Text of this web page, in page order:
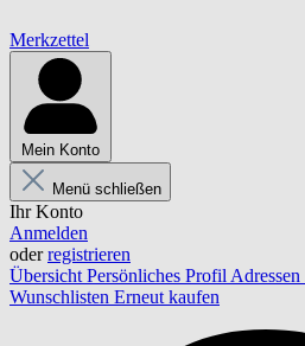
Merkzettel
Mein Konto
Menü schließen
Ihr Konto
Anmelden
oderregistrieren
Übersicht Persönliches Profil Adressen
Wunschlisten Erneut kaufen